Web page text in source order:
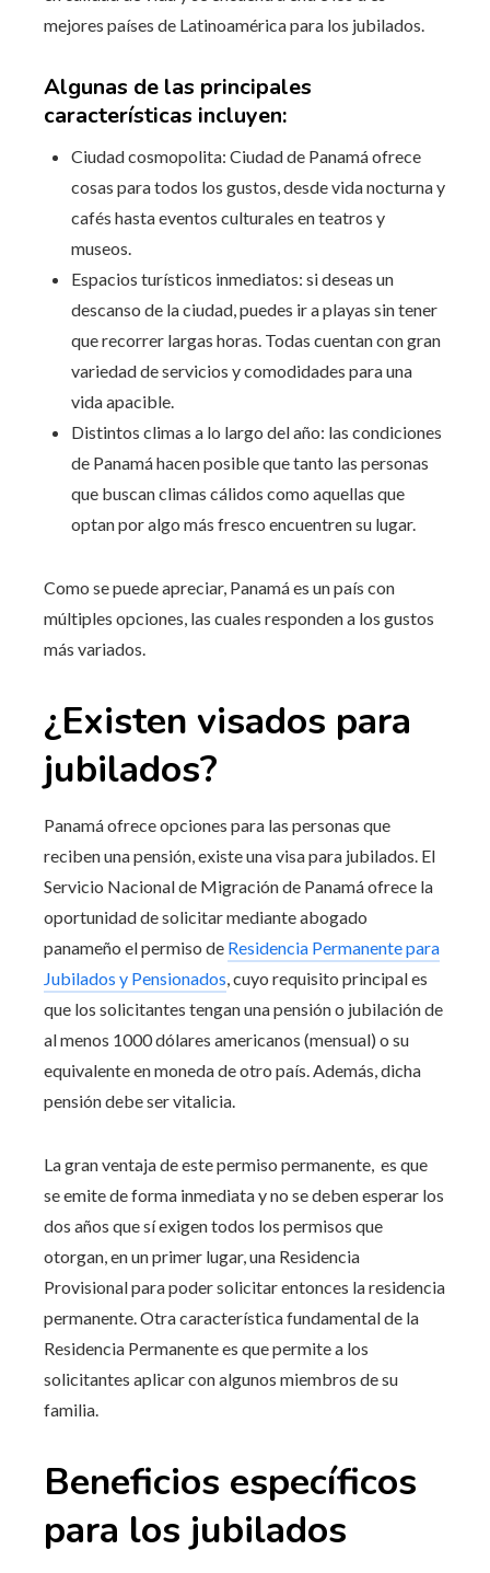
mejores países de Latinoamérica para los jubilados.
Algunas de las principales
características incluyen:
Ciudad cosmopolita: Ciudad de Panamá ofrece
cosas para todos los gustos, desde vida nocturna y
cafés hasta eventos culturales en teatros y
museos.
Espacios turísticos inmediatos: si deseas un
descanso de la ciudad, puedes ir a playas sin tener
que recorrer largas horas. Todas cuentan con gran
variedad de servicios y comodidades para una
vida apacible.
Distintos climas a lo largo del año: las condiciones
de Panamá hacen posible que tanto las personas
que buscan climas cálidos como aquellas que
optan por algo más fresco encuentren su lugar.
Como se puede apreciar, Panamá es un país con
múltiples opciones, las cuales responden a los gustos
más variados.
¿Existen visados para
jubilados?
Panamá ofrece opciones para las personas que
reciben una pensión, existe una visa para jubilados. El
Servicio Nacional de Migración de Panamá ofrece la
oportunidad de solicitar mediante abogado
panameño el permiso de Residencia Permanente para
Jubilados y Pensionados , cuyo requisito principal es
que los solicitantes tengan una pensión o jubilación de
al menos 1000 dólares americanos (mensual) o su
equivalente en moneda de otro país. Además, dicha
pensión debe ser vitalicia.
La gran ventaja de este permiso permanente, es que
se emite de forma inmediata y no se deben esperar los
dos años que sí exigen todos los permisos que
otorgan, en un primer lugar, una Residencia
Provisional para poder solicitar entonces la residencia
permanente. Otra característica fundamental de la
Residencia Permanente es que permite a los
solicitantes aplicar con algunos miembros de su
familia.
Beneficios específicos
para los jubilados